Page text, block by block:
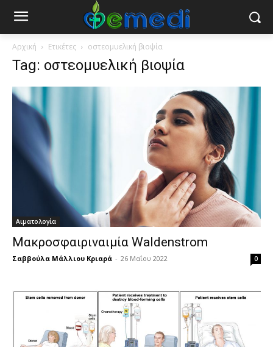
Αρχική Ετικέτες οστεομυελική βιοψία
Tag: οστεομυελική βιοψία
Αιματολογία
Μακροσφαιριναιμία Waldenstrom
Σαββούλα Μάλλιου Κριαρά - 26 Μαΐου 2022 0